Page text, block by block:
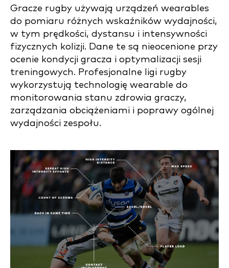
Gracze rugby używają urządzeń wearables
do pomiaru różnych wskaźników wydajności,
w tym prędkości, dystansu i intensywności
fizycznych kolizji. Dane te są nieocenione przy
ocenie kondycji gracza i optymalizacji sesji
treningowych. Profesjonalne ligi rugby
wykorzystują technologię wearable do
monitorowania stanu zdrowia graczy,
zarządzania obciążeniami i poprawy ogólnej
wydajności zespołu.